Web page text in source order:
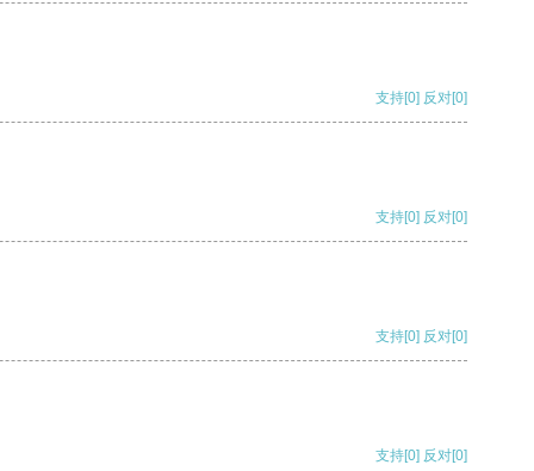
支持[0] 反对[0]
支持[0] 反对[0]
支持[0] 反对[0]
支持[0] 反对[0]